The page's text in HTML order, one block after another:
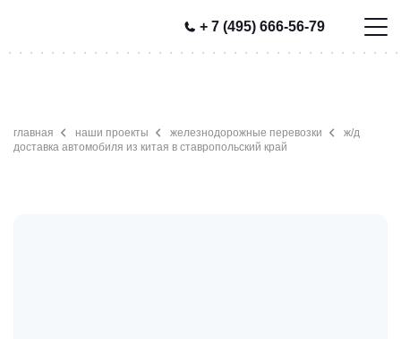
+ 7 (495) 666-56-79
главная наши проекты железнодорожные перевозки
ж/д
доставка автомобиля из китая в ставропольский край